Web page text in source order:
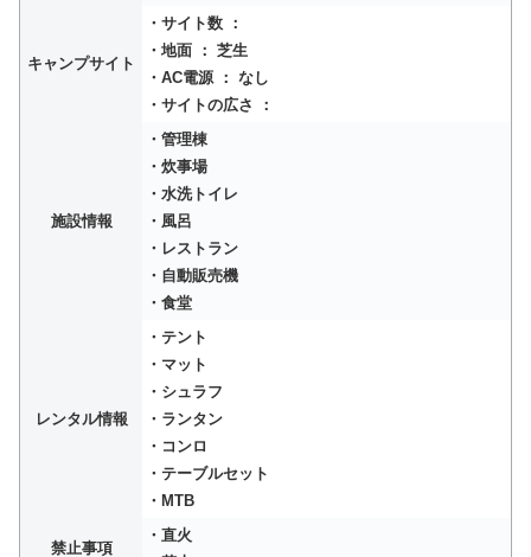
キャンプサイト
・サイト数 ：
・地面 ： 芝生
・AC電源 ： なし
・サイトの広さ ：
施設情報
・管理棟
・炊事場
・水洗トイレ
・風呂
・レストラン
・自動販売機
・食堂
レンタル情報
・テント
・マット
・シュラフ
・ランタン
・コンロ
・テーブルセット
・MTB
禁止事項
・直火